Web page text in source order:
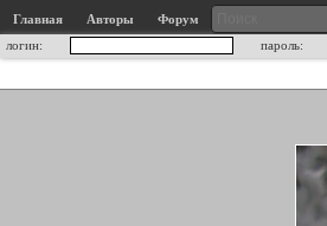
Главная Авторы
Форум
логин:
пароль: